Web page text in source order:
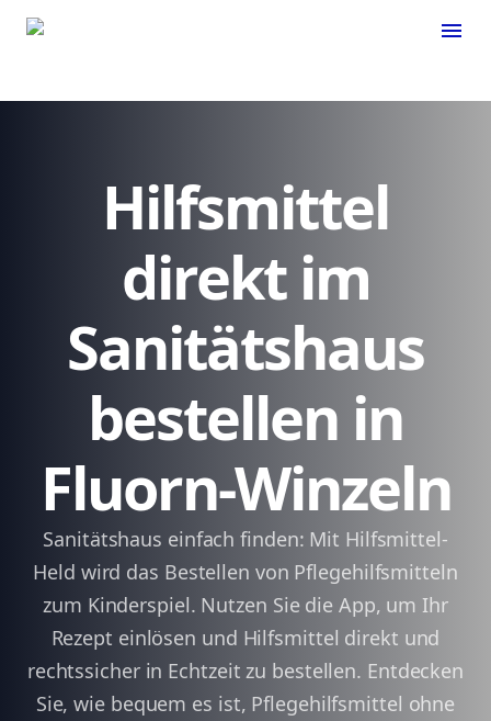
menu
Hilfsmittel
direkt im
Sanitätshaus
bestellen in
Fluorn-Winzeln
Sanitätshaus einfach finden: Mit Hilfsmittel-
Held wird das Bestellen von Pflegehilfsmitteln
zum Kinderspiel. Nutzen Sie die App, um Ihr
Rezept einlösen und Hilfsmittel direkt und
rechtssicher in Echtzeit zu bestellen. Entdecken
Sie, wie bequem es ist, Pflegehilfsmittel ohne